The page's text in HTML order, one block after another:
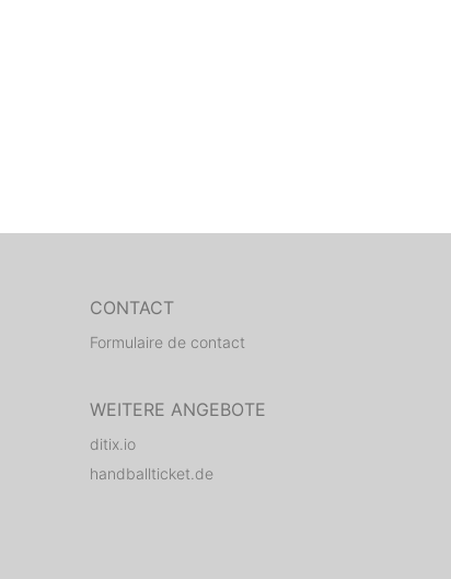
CONTACT
Formulaire de contact
WEITERE ANGEBOTE
ditix.io
handballticket.de